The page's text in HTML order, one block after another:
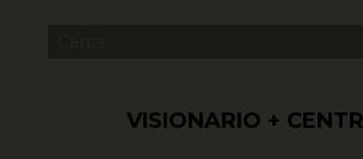
VISIONARIO +